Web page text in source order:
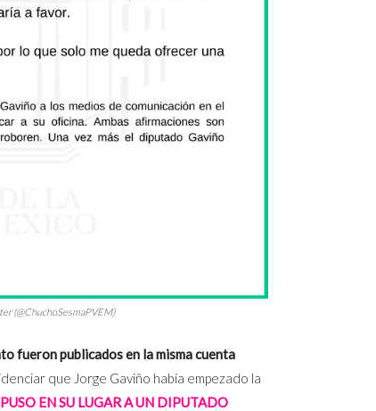
(@ChuchoSesmaPVEM)
fueron publicados en la misma cuenta
que Jorge Gaviño había empezado la
EN SU LUGAR A UN DIPUTADO